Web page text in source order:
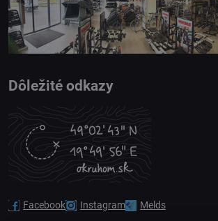
Dôležité odkazy
Facebook Instagram Melds